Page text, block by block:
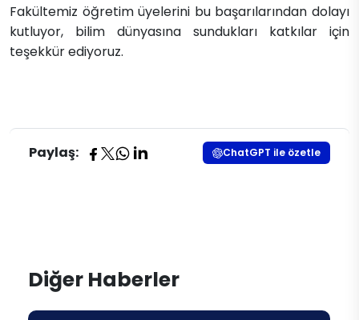
Fakültemiz öğretim üyelerini bu başarılarından dolayı
kutluyor, bilim dünyasına sundukları katkılar için
teşekkür ediyoruz.
Paylaş: ChatGPT ile özetle
Diğer Haberler